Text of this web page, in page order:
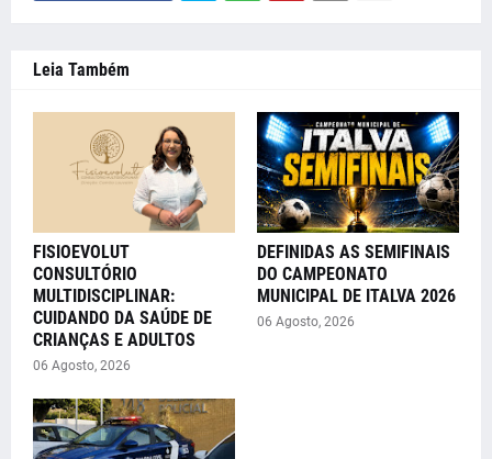
Leia Também
FISIOEVOLUT
CONSULTÓRIO
MULTIDISCIPLINAR:
CUIDANDO DA SAÚDE DE
CRIANÇAS E ADULTOS
06 Agosto, 2026
DEFINIDAS AS SEMIFINAIS
DO CAMPEONATO
MUNICIPAL DE ITALVA 2026
06 Agosto, 2026